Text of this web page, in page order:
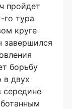
пройдет
го тура
круге
завершился
борьбу
в двух
середине